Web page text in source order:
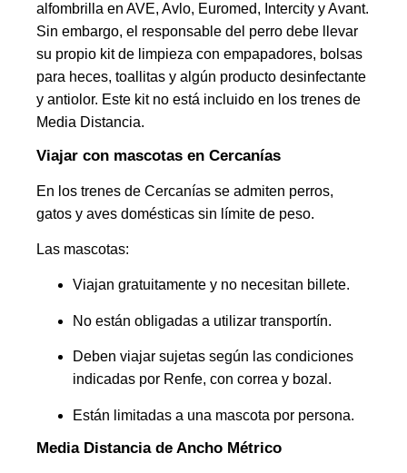
alfombrilla en AVE, Avlo, Euromed, Intercity y Avant.
Sin embargo, el responsable del perro debe llevar
su propio kit de limpieza con empapadores, bolsas
para heces, toallitas y algún producto desinfectante
y antiolor. Este kit no está incluido en los trenes de
Media Distancia.
Viajar con mascotas en Cercanías
En los trenes de Cercanías se admiten perros,
gatos y aves domésticas sin límite de peso.
Las mascotas:
Viajan gratuitamente y no necesitan billete.
No están obligadas a utilizar transportín.
Deben viajar sujetas según las condiciones
indicadas por Renfe, con correa y bozal.
Están limitadas a una mascota por persona.
Media Distancia de Ancho Métrico